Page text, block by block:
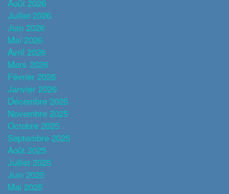
Août 2026
Juillet 2026
Juin 2026
Mai 2026
Avril 2026
Mars 2026
Février 2026
Janvier 2026
Décembre 2025
Novembre 2025
Octobre 2025
Septembre 2025
Août 2025
Juillet 2025
Juin 2025
Mai 2025